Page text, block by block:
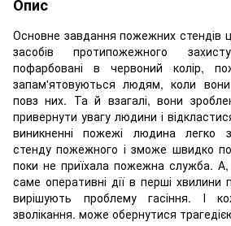
Опис
Основне завдання пожежних стендів
засобів протипожежного
пофарбовані в червоний колір,
запам'ятовуються людям, коли вони
повз них. Та й взагалі, вони
привернути увагу людини і
виникненні пожежі людина легко
стенду пожежного і зможе швидко
поки не приїхала пожежна служба. А,
саме оперативні дії в перші
вирішують проблему гасіння. І
зволікання. може обернутися